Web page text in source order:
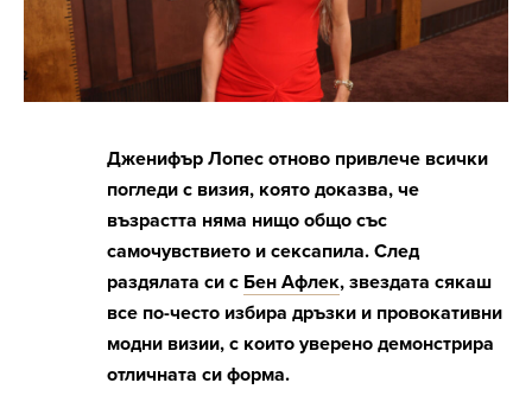
Дженифър Лопес отново привлече всички
погледи с визия, която доказва, че
възрастта няма нищо общо със
самочувствието и сексапила. След
раздялата си с Бен Афлек, звездата сякаш
все по-често избира дръзки и провокативни
модни визии, с които уверено демонстрира
отличната си форма.